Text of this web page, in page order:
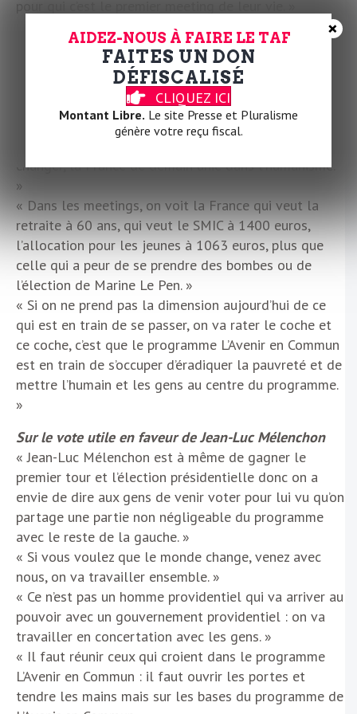
pour qui c’est le premier meeting de leur vie. »
« Avec le programme et avec le Parlement de l’Union
populaire, on a réussi à dépasser l’homme
« Il y a quelque chose qui est en train de se passer
partout en France. »
« Avec le programme l’Avenir en commun, on est en
changer, la France de demain unie dans l’humanisme.
»
« Dans les meetings, on voit la France qui veut la
retraite à 60 ans, qui veut le SMIC à 1400 euros,
l’allocation pour les jeunes à 1063 euros, plus que
celle qui a peur de se prendre des bombes ou de
l’élection de Marine Le Pen. »
« Si on ne prend pas la dimension aujourd’hui de ce
qui est en train de se passer, on va rater le coche et
ce coche, c’est que le programme L’Avenir en Commun
est en train de s’occuper d’éradiquer la pauvreté et de
mettre l’humain et les gens au centre du programme.
»
Sur le vote utile en faveur de Jean-Luc Mélenchon
« Jean-Luc Mélenchon est à même de gagner le
premier tour et l’élection présidentielle donc on a
envie de dire aux gens de venir voter pour lui vu qu’on
partage une partie non négligeable du programme
avec le reste de la gauche. »
« Si vous voulez que le monde change, venez avec
nous, on va travailler ensemble. »
« Ce n’est pas un homme providentiel qui va arriver au
pouvoir avec un gouvernement providentiel : on va
travailler en concertation avec les gens. »
« Il faut réunir ceux qui croient dans le programme
L’Avenir en Commun : il faut ouvrir les portes et
tendre les mains mais sur les bases du programme de
AIDEZ-NOUS À FAIRE LE TAF
FAITES UN DON
DÉFISCALISÉ
CLIQUEZ ICI
Montant Libre. Le site Presse et Pluralisme
génère votre reçu fiscal.
×